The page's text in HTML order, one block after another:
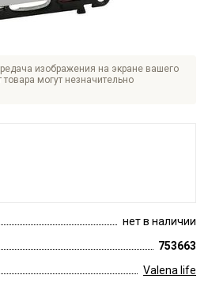
изображения на экране вашего
могут незначительно
нет в наличии
753663
Valena life